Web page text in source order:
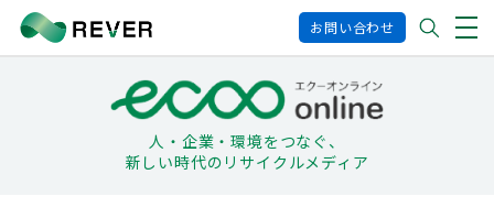
お問い合わせ
人・企業・環境をつなぐ、
新しい時代のリサイクルメディア